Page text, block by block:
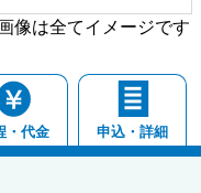
像は全てイメージです
・代金 申込・詳細